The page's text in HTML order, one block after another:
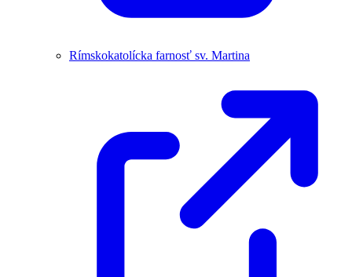
Rímskokatolícka farnosť sv. Martina